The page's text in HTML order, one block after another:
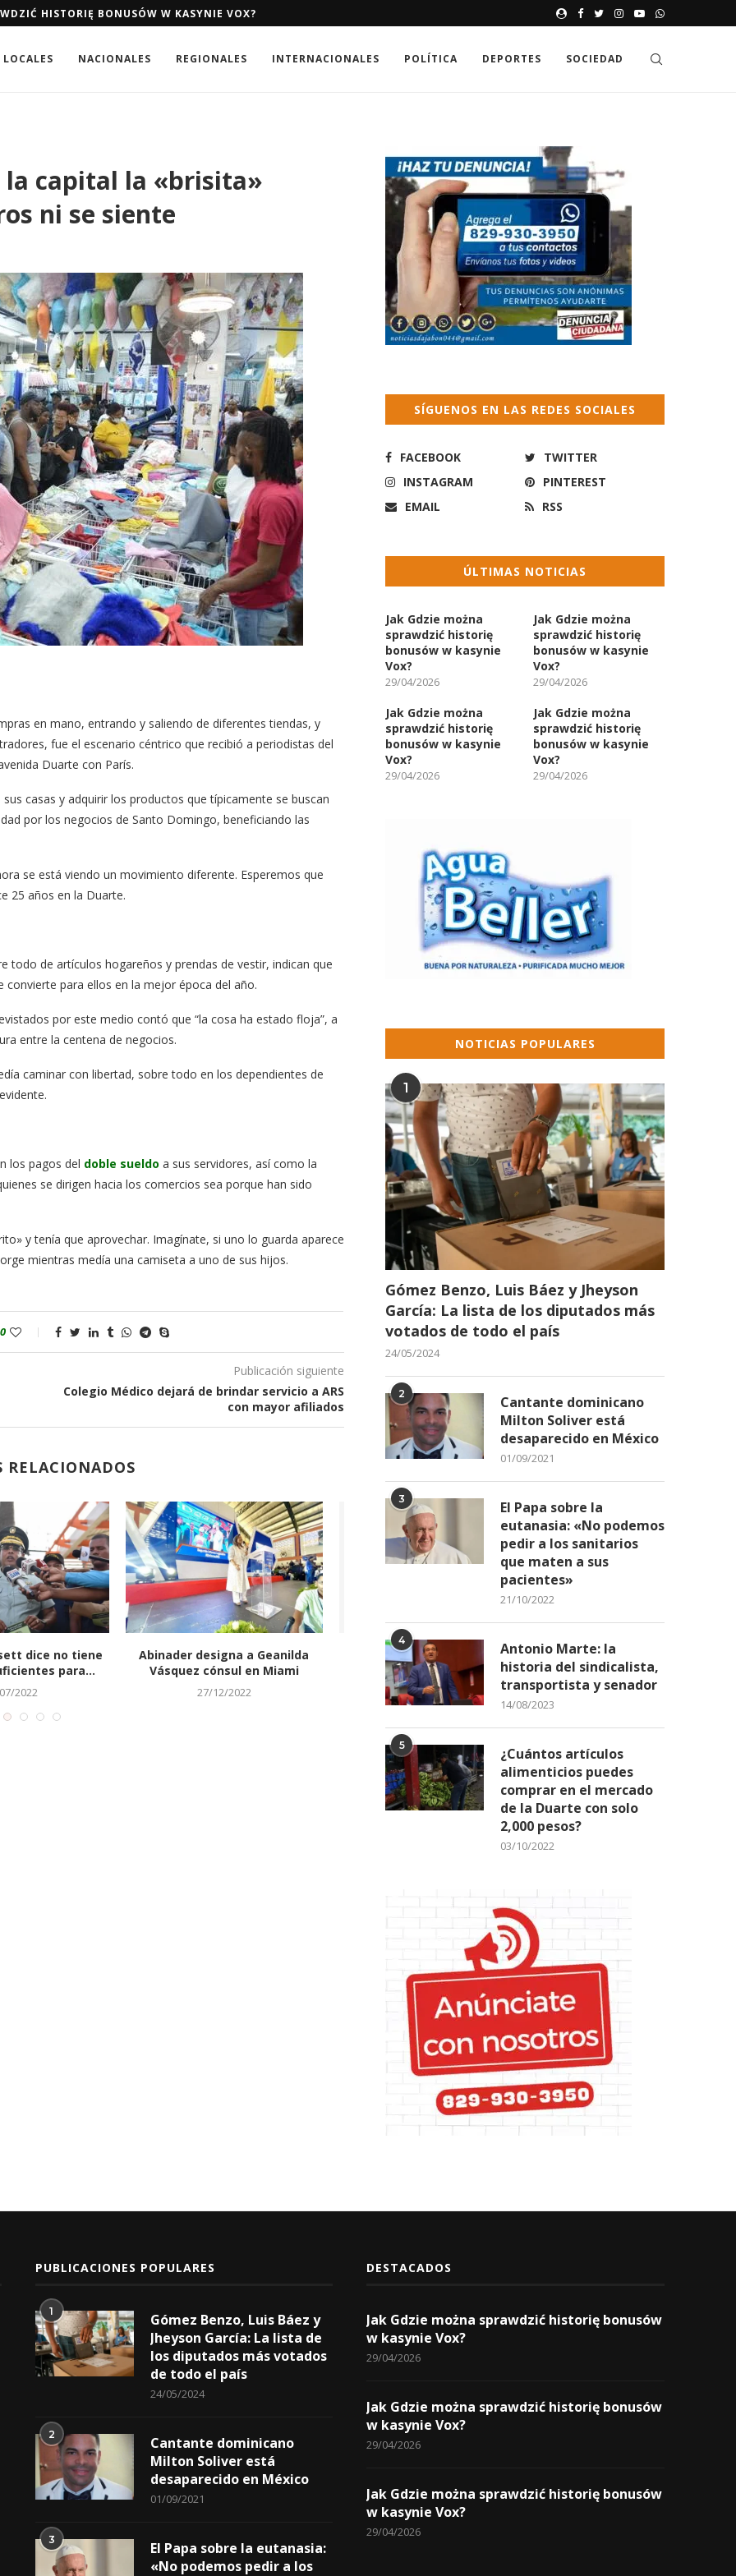
HISTORIĘ BONUSÓW W KASYNIE VOX?
JAK GDZIE MOŻNA
LOCALES NACIONALES REGIONALES INTERNACIONALES POLÍTICA DEPORTES SOCIEDAD
la capital la «brisita»
ni se siente
en mano, entrando y saliendo de diferentes tiendas, y
fue el escenario céntrico que recibió a periodistas del
Duarte con París.
casas y adquirir los productos que típicamente se buscan
por los negocios de Santo Domingo, beneficiando las
se está viendo un movimiento diferente. Esperemos que
25 años en la Duarte.
todo de artículos hogareños y prendas de vestir, indican que
para ellos en la mejor época del año.
por este medio contó que “la cosa ha estado floja”, a
entre la centena de negocios.
caminar con libertad, sobre todo en los dependientes de
los pagos del doble sueldo a sus servidores, así como la
se dirigen hacia los comercios sea porque han sido
y tenía que aprovechar. Imagínate, si uno lo guarda aparece
mientras medía una camiseta a uno de sus hijos.
0
Publicación siguiente
Colegio Médico dejará de brindar servicio a ARS
con mayor afiliados
RELACIONADOS
del Distrito Sur de
Florida...
11/2021
«Cambita» denuncia que
tirotean central de autobuses
de...
Canciller dice comunidad
internacional no ha reaccionado
ante...
01/11/2021
Marisol Franco y 9
caso de...
26/09/2022
SÍGUENOS EN LAS REDES SOCIALES
FACEBOOK
TWITTER
INSTAGRAM
PINTEREST
EMAIL
RSS
ÚLTIMAS NOTICIAS
Jak Gdzie można
sprawdzić historię
bonusów w kasynie
Vox?
29/04/2026
Jak Gdzie można
sprawdzić historię
bonusów w kasynie
Vox?
29/04/2026
Jak Gdzie można
sprawdzić historię
bonusów w kasynie
Vox?
29/04/2026
Jak Gdzie można
sprawdzić historię
bonusów w kasynie
Vox?
29/04/2026
NOTICIAS POPULARES
1
Gómez Benzo, Luis Báez y Jheyson
García: La lista de los diputados más
votados de todo el país
24/05/2024
2
Cantante dominicano
Milton Soliver está
desaparecido en México
01/09/2021
3
El Papa sobre la
eutanasia: «No podemos
pedir a los sanitarios
que maten a sus
pacientes»
21/10/2022
4
Antonio Marte: la
historia del sindicalista,
transportista y senador
14/08/2023
5
¿Cuántos artículos
alimenticios puedes
comprar en el mercado
de la Duarte con solo
2,000 pesos?
03/10/2022
PUBLICACIONES POPULARES
1
Gómez Benzo, Luis Báez y
Jheyson García: La lista de
los diputados más votados
de todo el país
24/05/2024
2
Cantante dominicano
Milton Soliver está
desaparecido en México
01/09/2021
3
El Papa sobre la eutanasia:
«No podemos pedir a los
DESTACADOS
Jak Gdzie można sprawdzić historię bonusów
w kasynie Vox?
29/04/2026
Jak Gdzie można sprawdzić historię bonusów
w kasynie Vox?
29/04/2026
Jak Gdzie można sprawdzić historię bonusów
w kasynie Vox?
29/04/2026